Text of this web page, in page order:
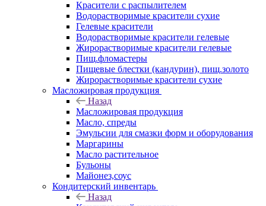
Красители с распылителем
Водорастворимые красители сухие
Гелевые красители
Водорастворимые красители гелевые
Жирорастворимые красители гелевые
Пищ.фломастеры
Пищевые блестки (кандурин), пищ.золото
Жирорастворимые красители сухие
Масложировая продукция
Назад
Масложировая продукция
Масло, спреды
Эмульсии для смазки форм и оборудования
Маргарины
Масло растительное
Бульоны
Майонез,соус
Кондитерский инвентарь
Назад